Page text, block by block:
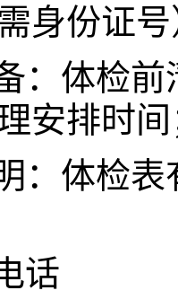
身份证
：体检
安排时
：体检
话